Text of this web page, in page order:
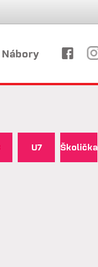
Nábory
U7 Školička